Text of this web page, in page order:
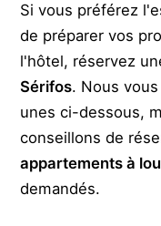
Si vous préférez
de préparer vos
l'hôtel, réservez
Sérifos. Nous
unes ci-dessous,
conseillons de
appartements à
demandés.